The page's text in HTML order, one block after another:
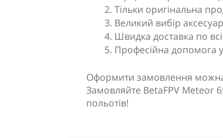
Тільки оригінальна
Великий вибір
Швидка доставка по
Професійна допомога
Оформити замовлення можна
Замовляйте BetaFPV Meteor
польотів!